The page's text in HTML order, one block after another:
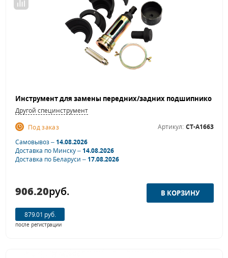
Другой специнструмент
Под заказ
Артикул: CT-A1663
Самовывоз –14.08.2026
Доставка по Минску –14.08.2026
Доставка по Беларуси –17.08.2026
906.20руб.
879.01 руб.
после регистрации